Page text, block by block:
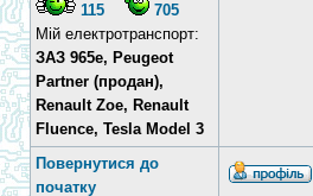
115
705
Мій електротранспорт:
ЗАЗ 965e, Peugeot
Partner (продан),
Renault Zoe, Renault
Fluence, Tesla Model 3
Повернутися до
початку